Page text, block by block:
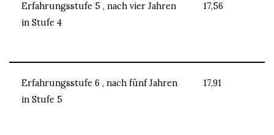
Erfahrungsstufe 5 , nach vier Jahren
in Stufe 4
17,56
Erfahrungsstufe 6 , nach fünf Jahren
in Stufe 5
17,91